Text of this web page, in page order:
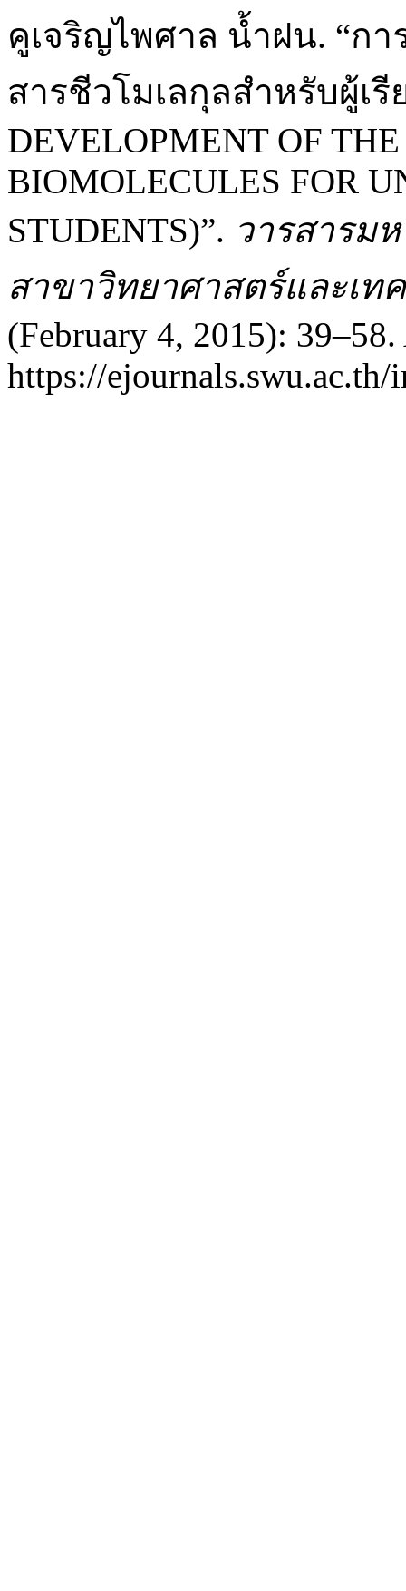
คูเจริญไพศาล น้ำฝน. “กา
สารชีวโมเลกุลสำหรับผู้เ
DEVELOPMENT OF
BIOMOLECULES FOR
STUDENTS)”. วารสารม
สาขาวิทยาศาสตร์และเท
(February 4, 2015):
https://